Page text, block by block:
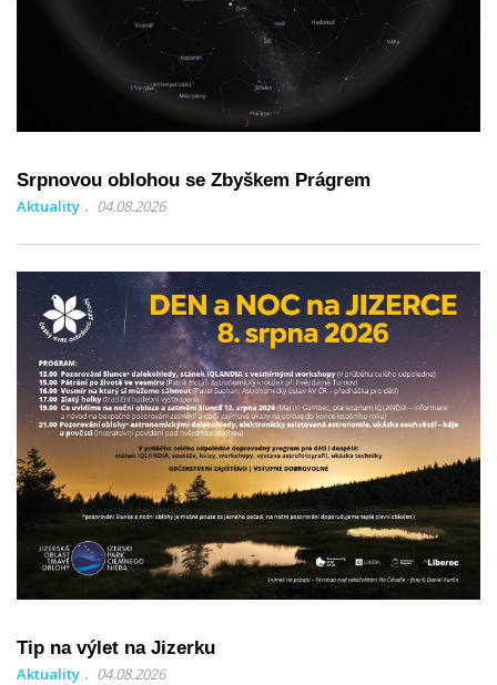
Srpnovou oblohou se Zbyškem Prágrem
Aktuality 04.08.2026
Tip na výlet na Jizerku
Aktuality 04.08.2026